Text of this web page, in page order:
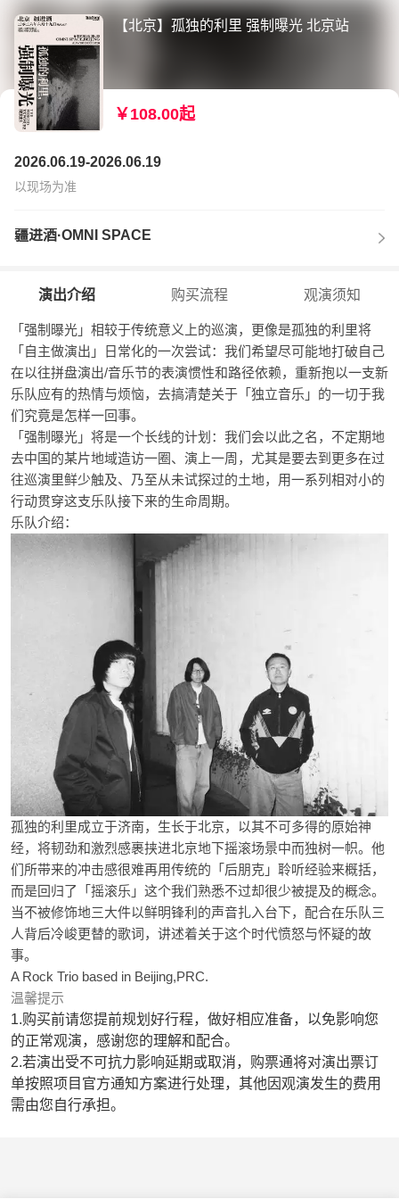
【北京】孤独的利里 强制曝光 北京站
￥108.00起
2026.06.19-2026.06.19
以现场为准
疆进酒·OMNI SPACE
演出介绍 购买流程 观演须知
「强制曝光」相较于传统意义上的巡演，更像是孤独的利里将
「自主做演出」日常化的一次尝试：我们希望尽可能地打破自己
在以往拼盘演出/音乐节的表演惯性和路径依赖，重新抱以一支新
乐队应有的热情与烦恼，去搞清楚关于「独立音乐」的一切于我
们究竟是怎样一回事。
「强制曝光」将是一个长线的计划：我们会以此之名，不定期地
去中国的某片地域造访一圈、演上一周，尤其是要去到更多在过
往巡演里鲜少触及、乃至从未试探过的土地，用一系列相对小的
行动贯穿这支乐队接下来的生命周期。
乐队介绍：
孤独的利里成立于济南，生长于北京，以其不可多得的原始神
经，将韧劲和激烈感裹挟进北京地下摇滚场景中而独树一帜。他
们所带来的冲击感很难再用传统的「后朋克」聆听经验来概括，
而是回归了「摇滚乐」这个我们熟悉不过却很少被提及的概念。
当不被修饰地三大件以鲜明锋利的声音扎入台下，配合在乐队三
人背后冷峻更替的歌词，讲述着关于这个时代愤怒与怀疑的故
事。
A Rock Trio based in Beijing,PRC.
温馨提示
1.购买前请您提前规划好行程，做好相应准备，以免影响您
的正常观演，感谢您的理解和配合。
2.若演出受不可抗力影响延期或取消，购票通将对演出票订
单按照项目官方通知方案进行处理，其他因观演发生的费用
需由您自行承担。